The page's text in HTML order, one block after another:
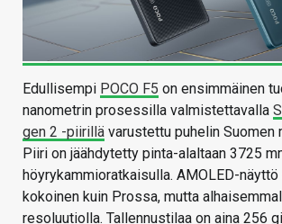
Edullisempi POCO F5 on ensimmäinen
nanometrin prosessilla valmistettavalla
gen 2 -piirillä varustettu puhelin Suomen
Piiri on jäähdytetty pinta-alaltaan 3725
höyrykammioratkaisulla. AMOLED-näyttö
kokoinen kuin Prossa, mutta
resoluutiolla. Tallennustilaa on aina 256